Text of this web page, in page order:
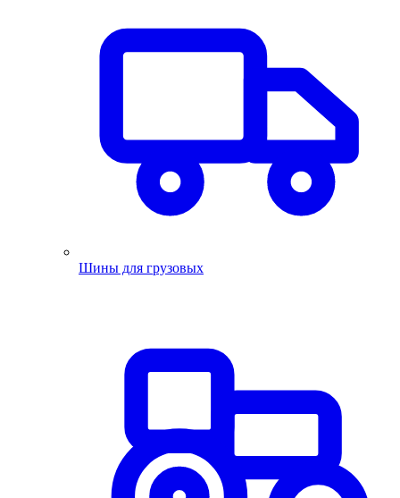
Шины для грузовых